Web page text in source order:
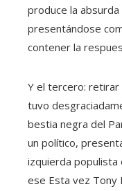
produce la
presentándose
contener la
Y el tercero: retirar
tuvo
bestia negra del
un político,
izquierda populista
ese Esta vez Tony